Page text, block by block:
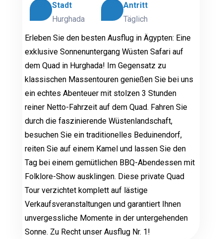
Stadt
Hurghada
Antritt
Täglich
Erleben Sie den besten Ausflug in Ägypten: Eine
exklusive Sonnenuntergang Wüsten Safari auf
dem Quad in Hurghada! Im Gegensatz zu
klassischen Massentouren genießen Sie bei uns
ein echtes Abenteuer mit stolzen 3 Stunden
reiner Netto-Fahrzeit auf dem Quad. Fahren Sie
durch die faszinierende Wüstenlandschaft,
besuchen Sie ein traditionelles Beduinendorf,
reiten Sie auf einem Kamel und lassen Sie den
Tag bei einem gemütlichen BBQ-Abendessen mit
Folklore-Show ausklingen. Diese private Quad
Tour verzichtet komplett auf lästige
Verkaufsveranstaltungen und garantiert Ihnen
unvergessliche Momente in der untergehenden
Sonne. Zu Recht unser Ausflug Nr. 1!